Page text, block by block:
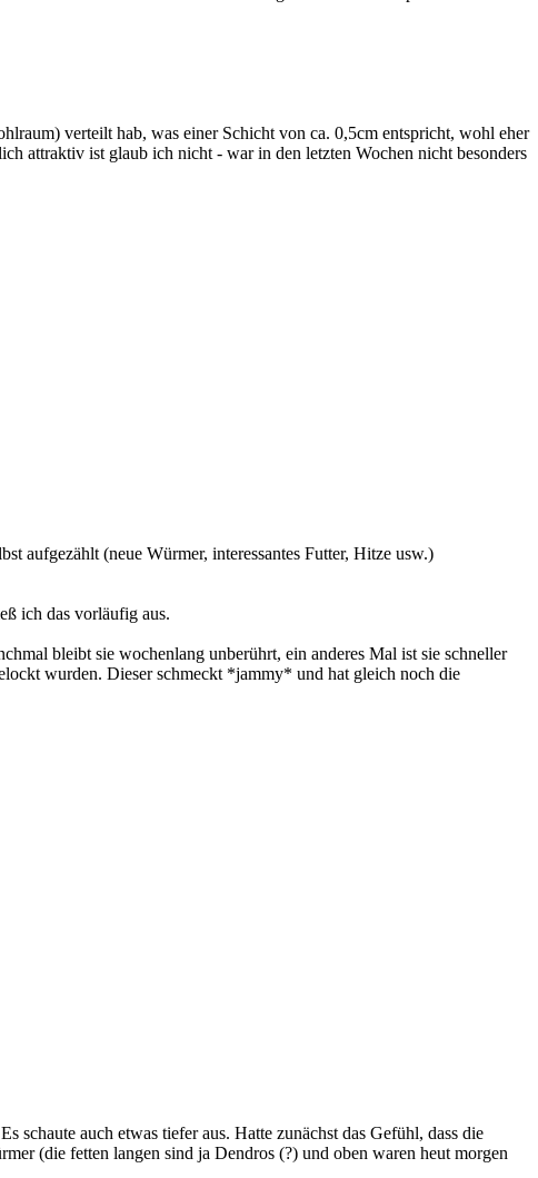
verteilt hab, was einer Schicht von ca. 0,5cm entspricht, wohl eher
attraktiv ist glaub ich nicht - war in den letzten Wochen nicht besonders
aufgezählt (neue Würmer, interessantes Futter, Hitze usw.)
ich das vorläufig aus.
bleibt sie wochenlang unberührt, ein anderes Mal ist sie schneller
wurden. Dieser schmeckt *jammy* und hat gleich noch die
schaute auch etwas tiefer aus. Hatte zunächst das Gefühl, dass die
(die fetten langen sind ja Dendros (?) und oben waren heut morgen